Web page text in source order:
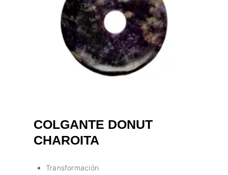
COLGANTE DONUT
CHAROITA
Transformación